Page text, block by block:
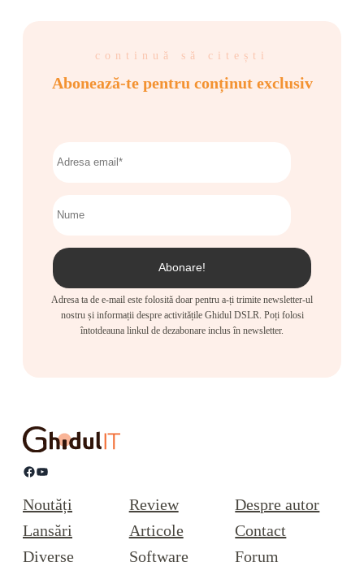
continuă să citești
Abonează-te pentru conținut exclusiv
Adresa ta de e-mail este folosită doar pentru a-ți trimite newsletter-ul
nostru și informații despre activitățile Ghidul DSLR. Poți folosi
întotdeauna linkul de dezabonare inclus în newsletter.
Facebook YouTube
Noutăți
Lansări
Diverse
Review
Articole
Software
Despre autor
Contact
Forum